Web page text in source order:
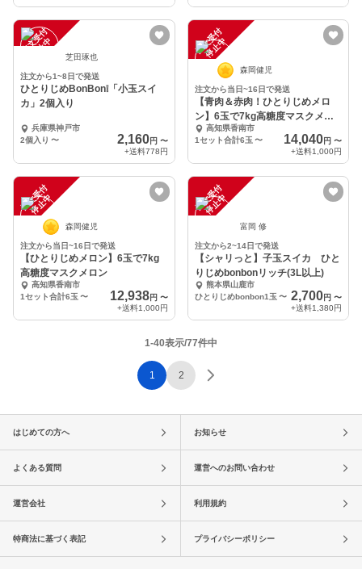
注
文
受
付
停
止
中 芝田琢也
注文から1~8日で発送
ひとりじめBonBon❕「小玉スイ
カ」2個入り
兵庫県神戸市
2個入り 〜 2,160円 〜
+送料778円
注
文
受
付
停
止
中
森岡健児
注文から当日~16日で発送
【青肉＆赤肉！ひとりじめメロ
ン】6玉で7kg高糖度マスクメロ
ン 高知県香南市
1セット合計6玉 〜 14,040円 〜
+送料1,000円
注
文
受
付
停
止
中
森岡健児
注文から当日~16日で発送
【ひとりじめメロン】6玉で7kg
高糖度マスクメロン
高知県香南市
1セット合計6玉 〜 12,938円 〜
+送料1,000円
注
文
受
付
停
止
中
富岡 修
注文から2~14日で発送
【シャリっと】子玉スイカ ひと
りじめbonbonリッチ(3L以上)
熊本県山鹿市
ひとりじめbonbon1玉 〜 2,700円 〜
+送料1,380円
1-40表示/77件中
1 2
はじめての方へ お知らせ
よくある質問 運営へのお問い合わせ
運営会社 利用規約
特商法に基づく表記 プライバシーポリシー